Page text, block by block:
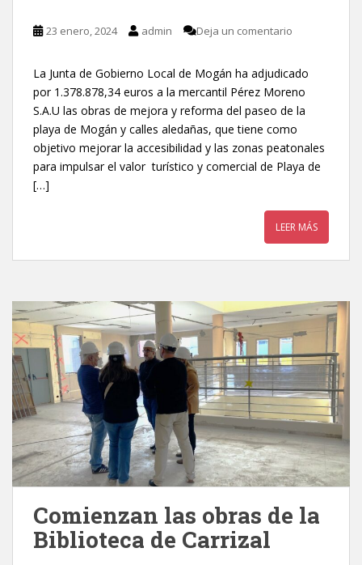
23 enero, 2024 admin Deja un comentario
La Junta de Gobierno Local de Mogán ha adjudicado
por 1.378.878,34 euros a la mercantil Pérez Moreno
S.A.U las obras de mejora y reforma del paseo de la
playa de Mogán y calles aledañas, que tiene como
objetivo mejorar la accesibilidad y las zonas peatonales
para impulsar el valor turístico y comercial de Playa de
[…]
LEER MÁS
Comienzan las obras de la
Biblioteca de Carrizal